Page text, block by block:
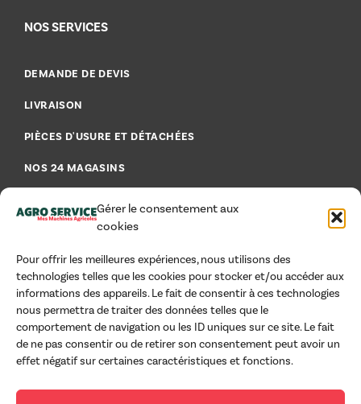
Gérer le consentement aux
cookies
Pour offrir les meilleures expériences, nous utilisons des
technologies telles que les cookies pour stocker et/ou accéder aux
informations des appareils. Le fait de consentir à ces technologies
nous permettra de traiter des données telles que le
comportement de navigation ou les ID uniques sur ce site. Le fait
de ne pas consentir ou de retirer son consentement peut avoir un
effet négatif sur certaines caractéristiques et fonctions.
NOS SERVICES
DEMANDE DE DEVIS
LIVRAISON
PIÈCES D'USURE ET DÉTACHÉES
NOS 24 MAGASINS
AIDE & CONSEILS
MENTIONS LÉGALES
CGU
CGV PROFESSIONNELS